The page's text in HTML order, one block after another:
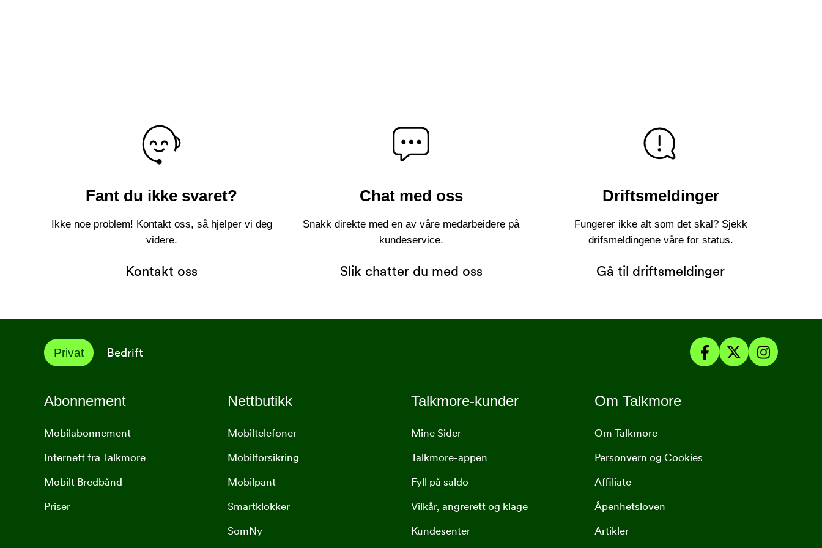
Send inn tilbakemelding
Fant du ikke svaret?
Ikke noe problem! Kontakt oss, så hjelper vi deg
videre.
Kontakt oss
Chat med oss
Snakk direkte med en av våre medarbeidere på
kundeservice.
Slik chatter du med oss
Driftsmeldinger
Fungerer ikke alt som det skal? Sjekk
drifsmeldingene våre for status.
Gå til driftsmeldinger
Privat Bedrift
Abonnement
Mobilabonnement
Internett fra Talkmore
Mobilt Bredbånd
Priser
Nettbutikk
Mobiltelefoner
Mobilforsikring
Mobilpant
Smartklokker
SomNy
Talkmore-kunder
Mine Sider
Talkmore-appen
Fyll på saldo
Vilkår, angrerett og klage
Kundesenter
Om Talkmore
Om Talkmore
Personvern og Cookies
Affiliate
Åpenhetsloven
Artikler